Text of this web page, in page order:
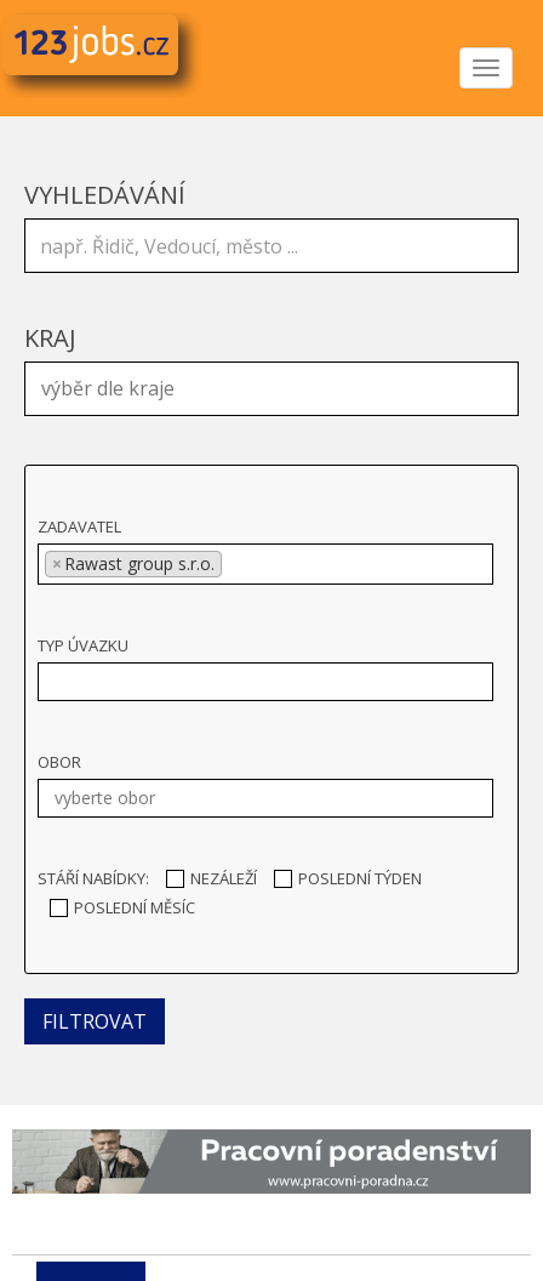
Toggle
VYHLEDÁVÁNÍ
KRAJ
ZADAVATEL
× Rawast group s.r.o.
TYP ÚVAZKU
OBOR
STÁŘÍ NABÍDKY: NEZÁLEŽÍ
POSLEDNÍ TÝDEN
POSLEDNÍ MĚSÍC